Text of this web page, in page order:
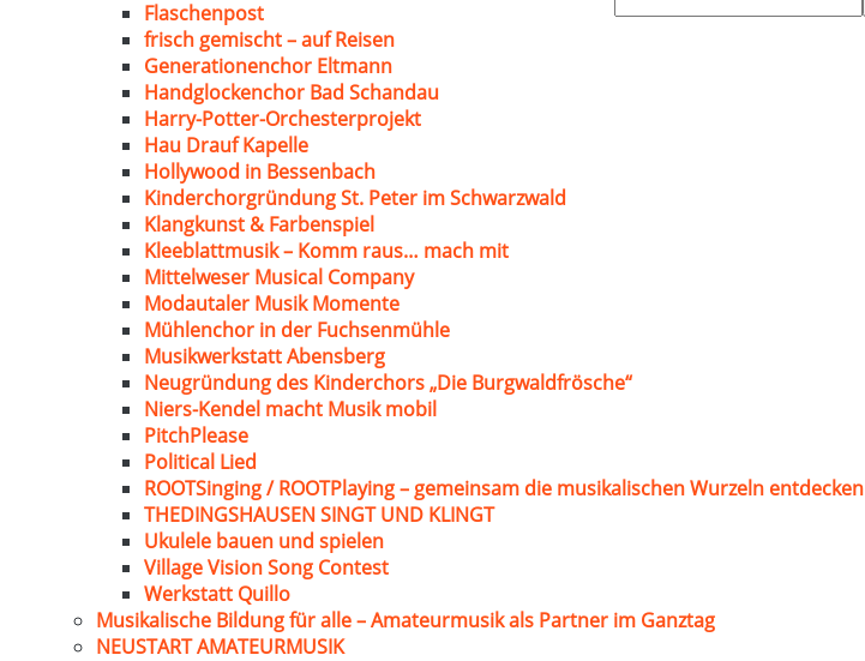
nach:
Flaschenpost
frisch gemischt – auf Reisen
Generationenchor Eltmann
Handglockenchor Bad Schandau
Harry-Potter-Orchesterprojekt
Hau Drauf Kapelle
Hollywood in Bessenbach
Kinderchorgründung St. Peter im Schwarzwald
Klangkunst & Farbenspiel
Kleeblattmusik – Komm raus… mach mit
Mittelweser Musical Company
Modautaler Musik Momente
Mühlenchor in der Fuchsenmühle
Musikwerkstatt Abensberg
Neugründung des Kinderchors „Die Burgwaldfrösche“
Niers-Kendel macht Musik mobil
PitchPlease
Political Lied
ROOTSinging / ROOTPlaying – gemeinsam die musikalischen Wurzeln entdecken
THEDINGSHAUSEN SINGT UND KLINGT
Ukulele bauen und spielen
Village Vision Song Contest
Werkstatt Quillo
Musikalische Bildung für alle – Amateurmusik als Partner im Ganztag
NEUSTART AMATEURMUSIK